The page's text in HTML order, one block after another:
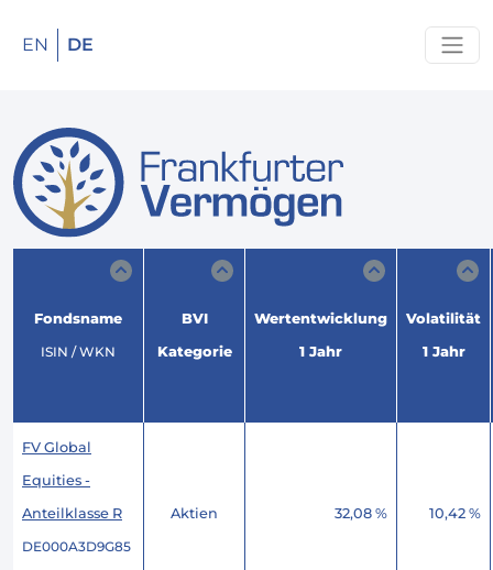
EN DE
Fondsname
ISIN / WKN
BVI
Kategorie
Wertentwicklung
1 Jahr
Volatilität
1 Jahr
FV Global
Equities -
Anteilklasse R
DE000A3D9G85
Aktien 32,08 % 10,42 %